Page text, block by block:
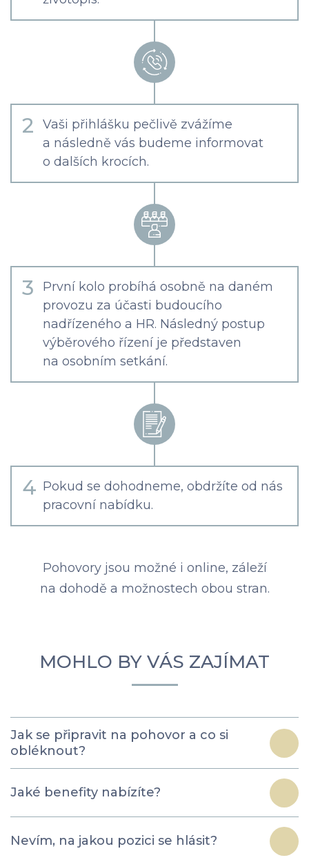
2
Vaši přihlášku pečlivě zvážíme
a následně vás budeme informovat
o dalších krocích.
3
První kolo probíhá osobně na daném
provozu za účasti budoucího
nadřízeného a HR. Následný postup
výběrového řízení je představen
na osobním setkání.
4 Pokud se dohodneme, obdržíte od nás
pracovní nabídku.
Pohovory jsou možné i online, záleží
na dohodě a možnostech obou stran.
MOHLO BY VÁS ZAJÍMAT
Jak se připravit na pohovor a co si
obléknout?
Jaké benefity nabízíte?
Nevím, na jakou pozici se hlásit?